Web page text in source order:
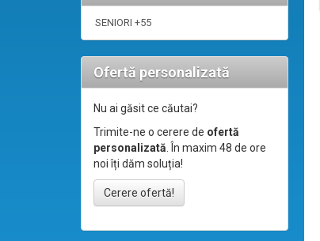
SENIORI +55
Ofertă personalizată
Nu ai găsit ce căutai?
Trimite-ne o cerere de ofertă
personalizată. În maxim 48 de ore
noi îți dăm soluția!
Cerere ofertă!